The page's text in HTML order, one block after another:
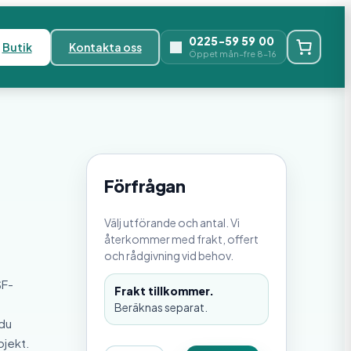
Butik Kontakta oss 0225-59 59 00
Öppet mån–fre 8–16
Förfrågan
Välj utförande och antal. Vi
återkommer med frakt, offert
och rådgivning vid behov.
Frakt tillkommer.
Beräknas separat.